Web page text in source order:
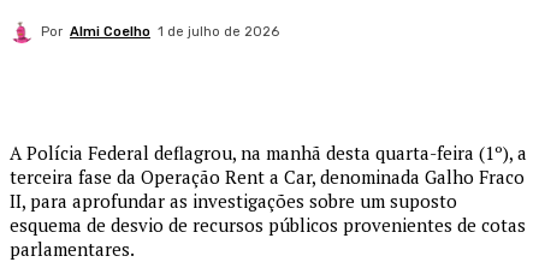
Por Almi Coelho 1 de julho de 2026
A Polícia Federal deflagrou, na manhã desta quarta-feira (1º), a
terceira fase da Operação Rent a Car, denominada Galho Fraco
II, para aprofundar as investigações sobre um suposto
esquema de desvio de recursos públicos provenientes de cotas
parlamentares.